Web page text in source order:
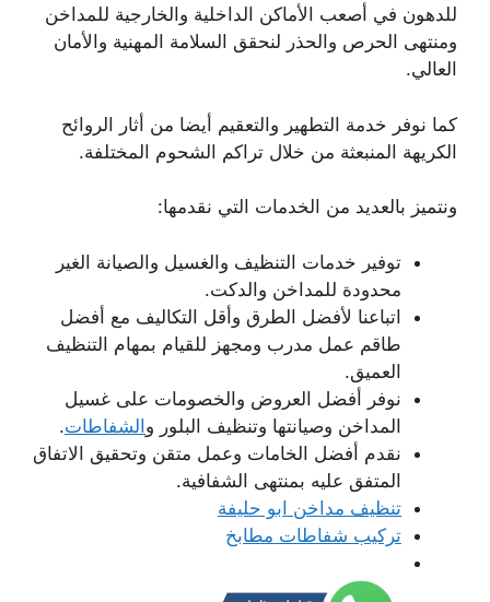
للدهون في أصعب الأماكن الداخلية والخارجية للمداخن
ومنتهى الحرص والحذر لنحقق السلامة المهنية والأمان
العالي.
كما نوفر خدمة التطهير والتعقيم أيضا من أثار الروائح
الكريهة المنبعثة من خلال تراكم الشحوم المختلفة.
ونتميز بالعديد من الخدمات التي نقدمها:
توفير خدمات التنظيف والغسيل والصيانة الغير
محدودة للمداخن والدكت.
اتباعنا لأفضل الطرق وأقل التكاليف مع أفضل
طاقم عمل مدرب ومجهز للقيام بمهام التنظيف
العميق.
نوفر أفضل العروض والخصومات على غسيل
المداخن وصيانتها وتنظيف البلور والشفاطات.
نقدم أفضل الخامات وعمل متقن وتحقيق الاتفاق
المتفق عليه بمنتهى الشفافية.
تنظيف مداخن ابو حليفة
تركيب شفاطات مطابخ